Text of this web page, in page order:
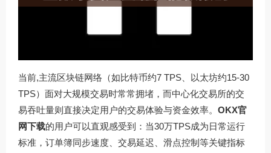
当前,主流区块链网络（如比特币约7 TPS、以太坊约15-30
TPS）面对大规模交易时常常拥堵，而中心化交易所的交
易吞吐量则直接决定用户的交易体验与资金效率。 OKX官
网下载的用户可以直观感受到：当30万TPS成为日常运行
标准，订单簿同步速度、交易延迟、滑点控制等关键指标